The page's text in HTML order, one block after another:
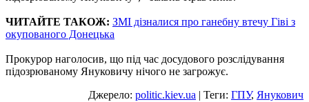
ЧИТАЙТЕ ТАКОЖ: ЗМІ дізналися про ганебну втечу Гіві з
окупованого Донецька
Прокурор наголосив, що під час досудового розслідування
підозрюваному Януковичу нічого не загрожує.
Джерело: politic.kiev.ua | Теги: ГПУ, Янукович